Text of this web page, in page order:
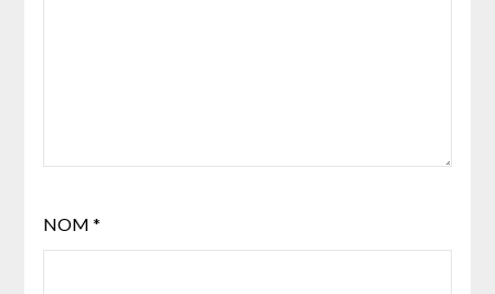
NOM *